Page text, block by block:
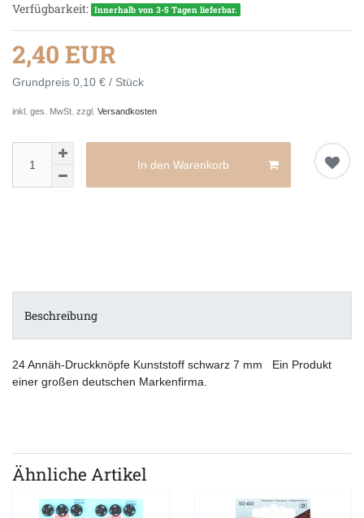
Verfügbarkeit: Innerhalb von 3-5 Tagen lieferbar.
2,40 EUR
Grundpreis 0,10 € / Stück
inkl. ges. MwSt. zzgl. Versandkosten
In den Warenkorb
Beschreibung
24 Annäh-Druckknöpfe Kunststoff schwarz 7 mm Ein Produkt
einer großen deutschen Markenfirma.
Ähnliche Artikel